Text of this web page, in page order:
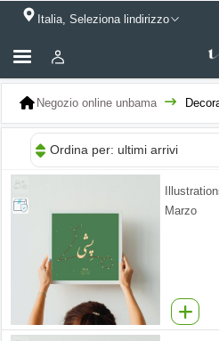
Italia, Seleziona lindirizzo
Negozio online unbama
Ordina per: ultimi arrivi
Marzo